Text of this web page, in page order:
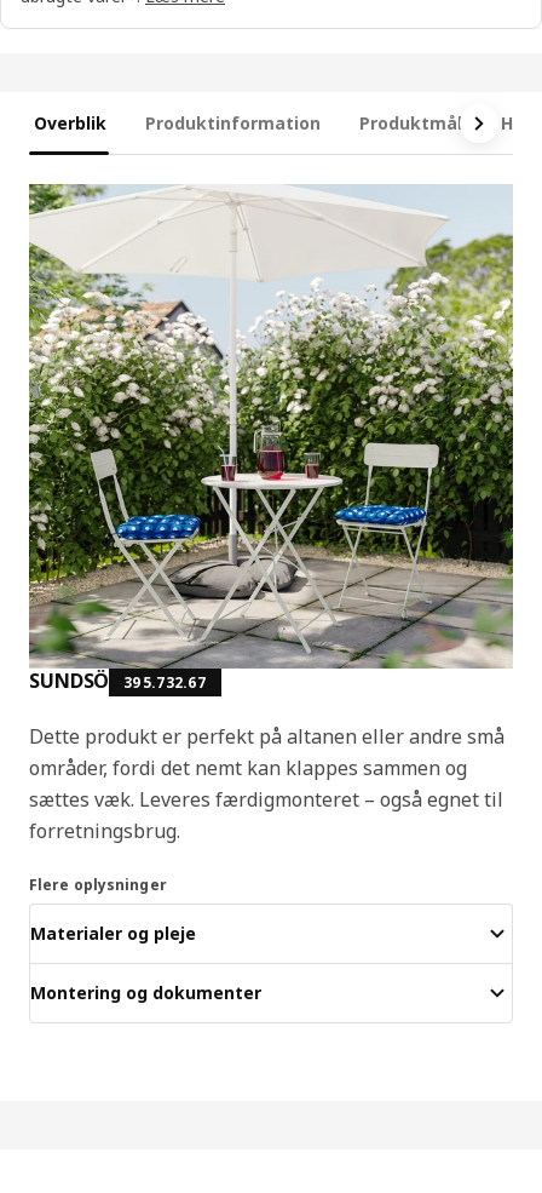
Overblik Produktinformation Produktmål
SUNDSÖ 395.732.67
Dette produkt er perfekt på altanen eller andre små
områder, fordi det nemt kan klappes sammen og
sættes væk. Leveres færdigmonteret – også egnet til
forretningsbrug.
Flere oplysninger
Materialer og pleje
Montering og dokumenter